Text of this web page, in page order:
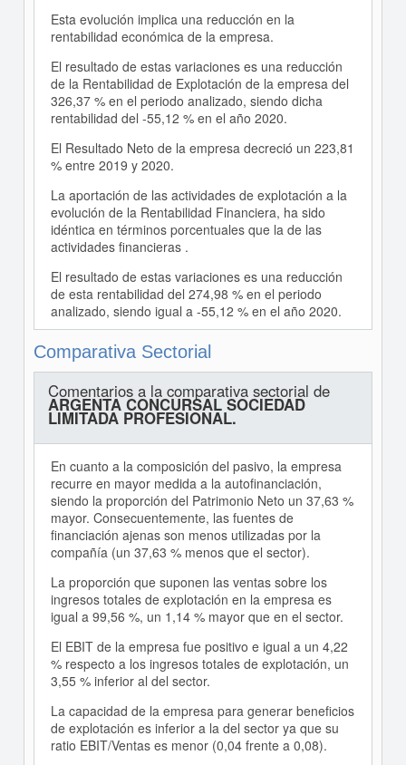
Esta evolución implica una reducción en la
rentabilidad económica de la empresa.
El resultado de estas variaciones es una reducción
de la Rentabilidad de Explotación de la empresa del
326,37 % en el periodo analizado, siendo dicha
rentabilidad del -55,12 % en el año 2020.
El Resultado Neto de la empresa decreció un 223,81
% entre 2019 y 2020.
La aportación de las actividades de explotación a la
evolución de la Rentabilidad Financiera, ha sido
idéntica en términos porcentuales que la de las
actividades financieras .
El resultado de estas variaciones es una reducción
de esta rentabilidad del 274,98 % en el periodo
analizado, siendo igual a -55,12 % en el año 2020.
Comparativa Sectorial
Comentarios a la comparativa sectorial de
ARGENTA CONCURSAL SOCIEDAD
LIMITADA PROFESIONAL.
En cuanto a la composición del pasivo, la empresa
recurre en mayor medida a la autofinanciación,
siendo la proporción del Patrimonio Neto un 37,63 %
mayor. Consecuentemente, las fuentes de
financiación ajenas son menos utilizadas por la
compañía (un 37,63 % menos que el sector).
La proporción que suponen las ventas sobre los
ingresos totales de explotación en la empresa es
igual a 99,56 %, un 1,14 % mayor que en el sector.
El EBIT de la empresa fue positivo e igual a un 4,22
% respecto a los ingresos totales de explotación, un
3,55 % inferior al del sector.
La capacidad de la empresa para generar beneficios
de explotación es inferior a la del sector ya que su
ratio EBIT/Ventas es menor (0,04 frente a 0,08).